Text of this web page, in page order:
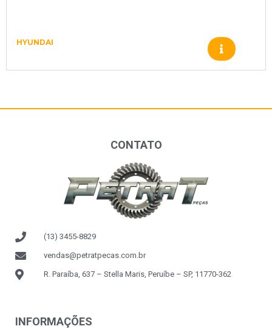
HYUNDAI
CONTATO
(13) 3455-8829
vendas@petratpecas.com.br
R. Paraíba, 637 – Stella Maris, Peruíbe – SP, 11770-362
INFORMAÇÕES